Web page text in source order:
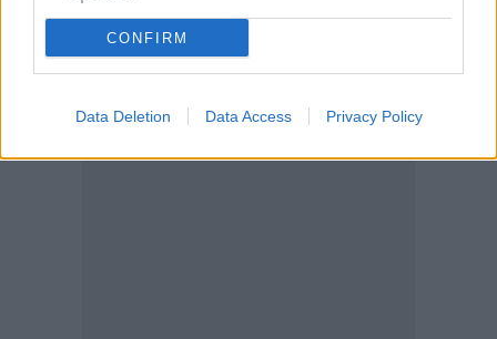
CONFIRM
Data Deletion Data Access Privacy Policy